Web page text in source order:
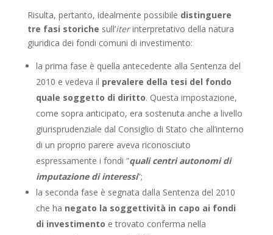
Risulta, pertanto, idealmente possibile distinguere
tre fasi storiche sull’iterinterpretativo della natura
giuridica dei fondi comuni di investimento:
la prima fase è quella antecedente alla Sentenza del
2010 e vedeva il prevalere della tesi del fondo
quale soggetto di diritto. Questa impostazione,
come sopra anticipato, era sostenuta anche a livello
giurisprudenziale dal Consiglio di Stato che all’interno
di un proprio parere aveva riconosciuto
espressamente i fondi “quali centri autonomi di
imputazione di interessi”;
la seconda fase è segnata dalla Sentenza del 2010
che ha negato la soggettività in capo ai fondi
di investimento e trovato conferma nella